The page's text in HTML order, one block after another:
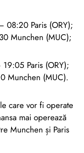
08:20 Paris (ORY);
Munchen (MUC);
Paris (ORY);
Munchen (MUC).
care vor fi operate
mai operează
Munchen și Paris